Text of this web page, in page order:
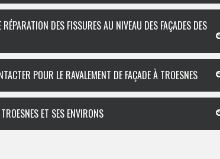
DES FISSURES AU NIVEAU DES FAÇADES DES
POUR LE RAVALEMENT DE FAÇADE À TROESNES
ET SES ENVIRONS